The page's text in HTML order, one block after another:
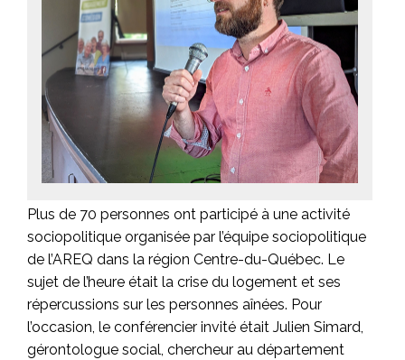
Plus de 70 personnes ont participé à une activité
sociopolitique organisée par l’équipe sociopolitique
de l’AREQ dans la région Centre-du-Québec. Le
sujet de l’heure était la crise du logement et ses
répercussions sur les personnes aînées. Pour
l’occasion, le conférencier invité était Julien Simard,
gérontologue social, chercheur au département